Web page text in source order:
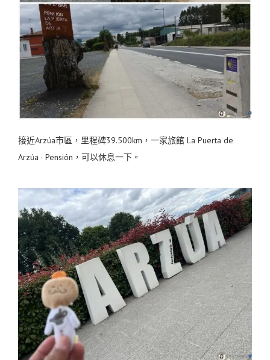
接近Arzúa市區，里程碑39.500km，一家旅館 La Puerta de
Arzúa · Pensión，可以休息一下。